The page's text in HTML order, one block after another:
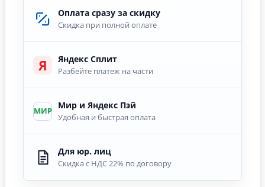
Оплата сразу за скидку
Скидка при полной оплате
Я Яндекс Сплит
Разбейте платеж на части
МИР
Мир и Яндекс Пэй
Удобная и быстрая оплата
Для юр. лиц
Скидка с НДС 22% по договору